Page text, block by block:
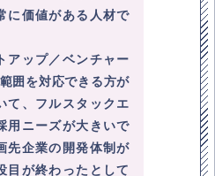
に価値がある人材で
アップ／ベンチャー
囲を対応できる方が
て、フルスタックエ
用ニーズが大きいで
先企業の開発体制が
目が終わったとして